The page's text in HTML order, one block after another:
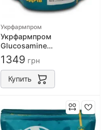
Укрфармпром
Укрфармпром
Glucosamine
hydrochloride (500
грамм) на развес
1349 грн
Купить